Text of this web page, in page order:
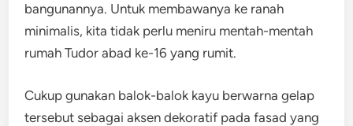
bangunannya. Untuk membawanya ke ranah
minimalis, kita tidak perlu meniru mentah-mentah
rumah Tudor abad ke-16 yang rumit.
Cukup gunakan balok-balok kayu berwarna gelap
tersebut sebagai aksen dekoratif pada fasad yang